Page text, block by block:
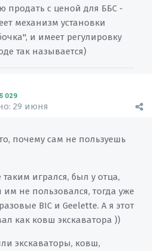
продать с ценой для ББС -
механизм установки
и имеет регулировку
так называется)
5 029
29 июня
почему сам не пользуешь
игрался, был у отца,
не пользовался, тогда уже
BIC и Geelette. А я этот
как ковш экскаватора ))
экскаваторы, ковш,